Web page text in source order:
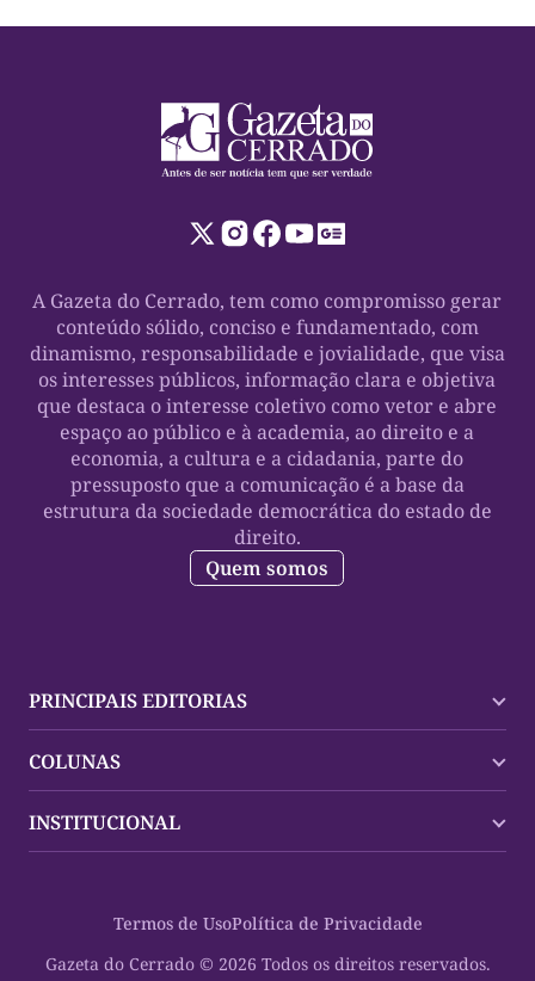
A Gazeta do Cerrado, tem como compromisso gerar
conteúdo sólido, conciso e fundamentado, com
dinamismo, responsabilidade e jovialidade, que visa
os interesses públicos, informação clara e objetiva
que destaca o interesse coletivo como vetor e abre
espaço ao público e à academia, ao direito e a
economia, a cultura e a cidadania, parte do
pressuposto que a comunicação é a base da
estrutura da sociedade democrática do estado de
direito.
Quem somos
PRINCIPAIS EDITORIAS
Palmas
Mundo
Oportunidades
Cultura
COLUNAS
Policial
Planeta Vivo
Espaço Cidadania
INSTITUCIONAL
Gazeta do Cerrado © 2026 Todos os direitos reservados.
Termos de UsoPolítica de Privacidade